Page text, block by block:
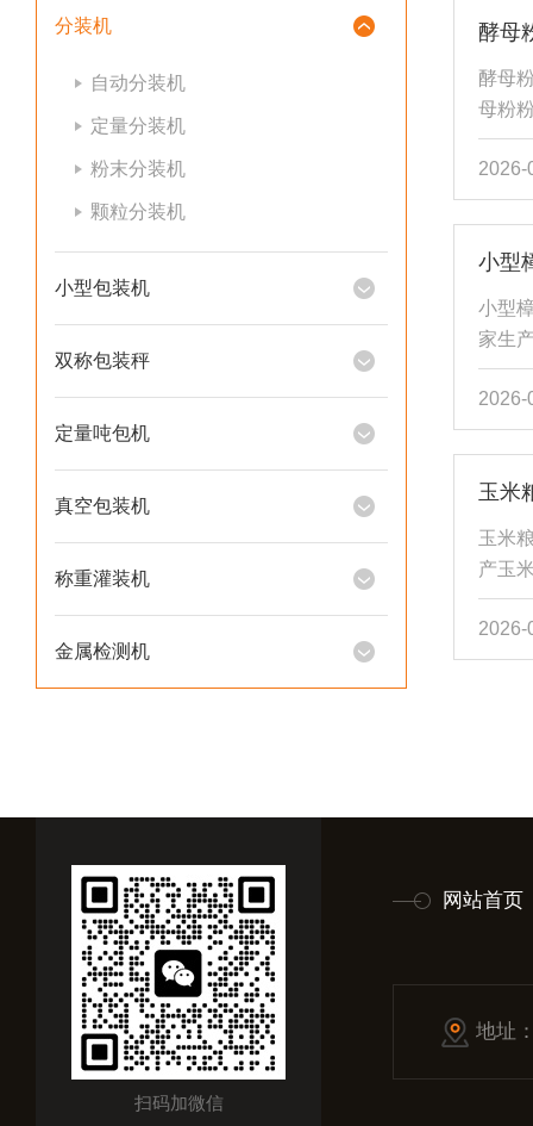
分装机
自动分装机
定量分装机
粉末分装机
颗粒分装机
小型包装机
双称包装秤
定量吨包机
真空包装机
称重灌装机
金属检测机
特性
液体
品需
酵母
酵母
母粉
机，
杆计
理瓶
灌装
定量
期等
2026-
小型
小型
家生
包装
量包
叶、
量、
身定
者必
2026-
玉米
玉米
产玉
包装
术、
数、
2026-
扫码加微信
网站首页
地址